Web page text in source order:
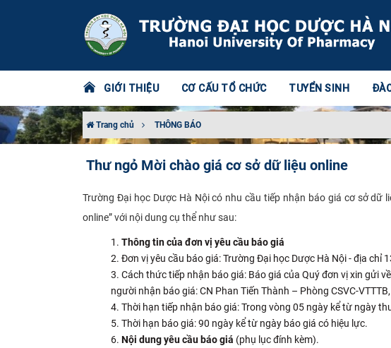
GIỚI THIỆU CƠ CẤU TỔ CHỨC TUYỂN SINH
Trang chủ THÔNG BÁO
Thư ngỏ Mời chào giá cơ sở dữ liệu online
Trường Đại học Dược Hà Nội có nhu cầu tiếp nhận báo giá cơ sở dữ
online” với nội dung cụ thể như sau:
Thông tin của đơn vị yêu cầu báo giá
Đơn vị yêu cầu báo giá: Trường Đại học Dược Hà Nội - địa chỉ
Cách thức tiếp nhận báo giá: Báo giá của Quý đơn vị xin gửi
người nhận báo giá: CN Phan Tiến Thành – Phòng CSVC-
Thời hạn tiếp nhận báo giá: Trong vòng 05 ngày kể từ ngày
Thời hạn báo giá: 90 ngày kể từ ngày báo giá có hiệu lực.
Nội dung yêu cầu báo giá (phụ lục đính kèm).